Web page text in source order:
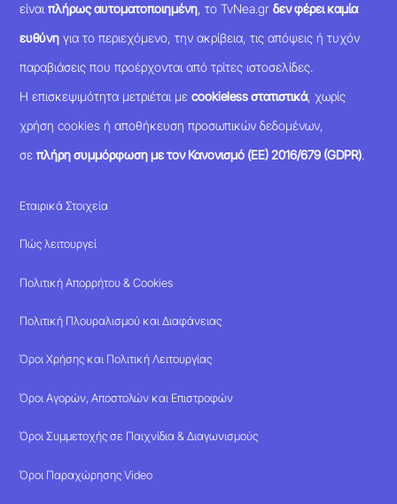
είναιπλήρως αυτοματοποιημένη , το TvNea.grδεν φέρει καμία
ευθύνη για το περιεχόμενο, την ακρίβεια, τις απόψεις ή τυχόν
παραβιάσεις που προέρχονται από τρίτες ιστοσελίδες.
Η επισκεψιμότητα μετριέται μεcookieless στατιστικά, χωρίς
χρήση cookies ή αποθήκευση προσωπικών δεδομένων,
σεπλήρη συμμόρφωση με τον Κανονισμό (ΕΕ) 2016/679 (GDPR).
Εταιρικά Στοιχεία
Πώς λειτουργεί
Πολιτική Απορρήτου & Cookies
Πολιτική Πλουραλισμού και Διαφάνειας
Όροι Χρήσης και Πολιτική Λειτουργίας
Όροι Αγορών, Αποστολών και Επιστροφών
Όροι Συμμετοχής σε Παιχνίδια & Διαγωνισμούς
Όροι Παραχώρησης Video